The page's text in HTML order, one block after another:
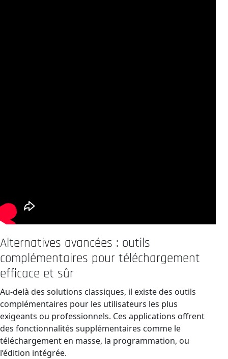
Alternatives avancées : outils
complémentaires pour téléchargement
efficace et sûr
Au-delà des solutions classiques, il existe des outils
complémentaires pour les utilisateurs les plus
exigeants ou professionnels. Ces applications offrent
des fonctionnalités supplémentaires comme le
téléchargement en masse, la programmation, ou
l’édition intégrée.